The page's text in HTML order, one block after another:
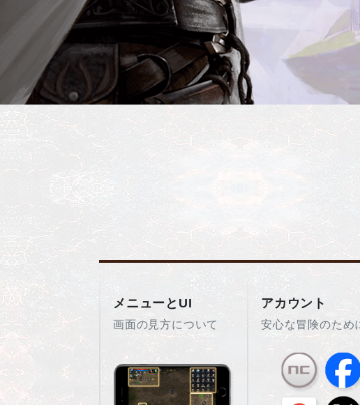
メニューとUI
画面の見方について
アカウント
安心な冒険のため